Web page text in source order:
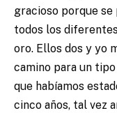
gracioso porque
todos los
oro. Ellos dos y yo
camino para un
que habíamos
cinco años, tal vez